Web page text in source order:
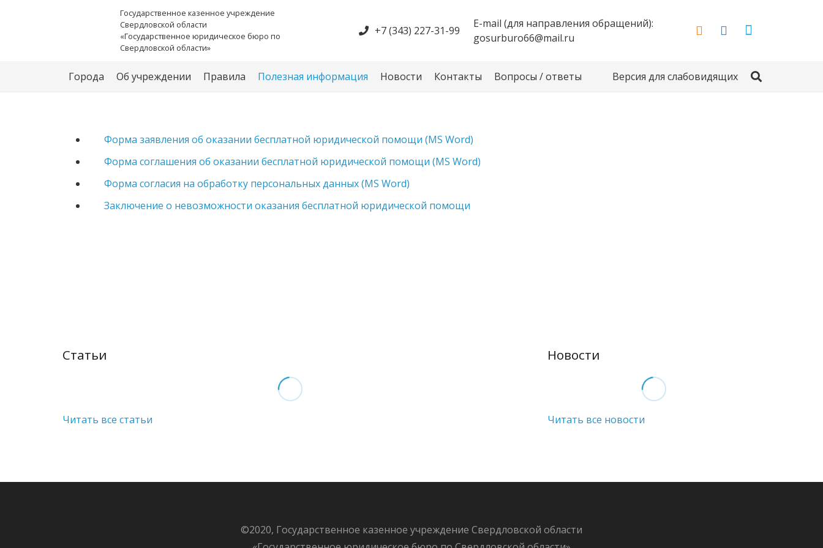
Государственное казенное учреждение
Свердловской области
«Государственное юридическое бюро по
Свердловской области»
+7 (343) 227-31-99
E-mail (для направления обращений):
gosurburo66@mail.ru
Города Об учреждении Правила Полезная информация Новости Контакты Вопросы / ответы Версия для слабовидящих
Форма заявления об оказании бесплатной юридической помощи (MS Word)
Форма соглашения об оказании бесплатной юридической помощи (MS Word)
Форма согласия на обработку персональных данных (MS Word)
Заключение о невозможности оказания бесплатной юридической помощи
Статьи
Читать все статьи
Новости
Читать все новости
©2020, Государственное казенное учреждение Свердловской области